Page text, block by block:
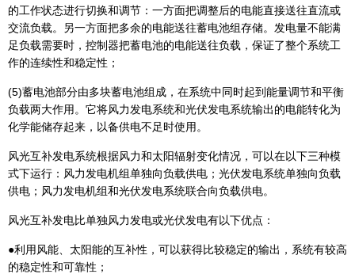
的工作状态进行切换和调节：一方面把调整后的电能直接送往直流或
交流负载。另一方面把多余的电能送往蓄电池组存储。发电量不能满
足负载需要时，控制器把蓄电池的电能送往负载，保证了整个系统工
作的连续性和稳定性；
(5)蓄电池部分由多块蓄电池组成，在系统中同时起到能量调节和平衡
负载两大作用。它将风力发电系统和光伏发电系统输出的电能转化为
化学能储存起来，以备供电不足时使用。
风光互补发电系统根据风力和太阳辐射变化情况，可以在以下三种模
式下运行：风力发电机组单独向负载供电；光伏发电系统单独向负载
供电；风力发电机组和光伏发电系统联合向负载供电。
风光互补发电比单独风力发电或光伏发电有以下优点：
●利用风能、太阳能的互补性，可以获得比较稳定的输出，系统有较高
的稳定性和可靠性；